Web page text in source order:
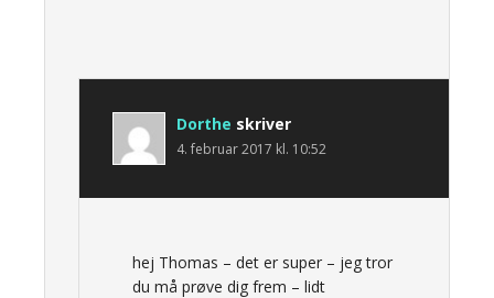
Dorthe skriver
4. februar 2017 kl. 10:52
hej Thomas – det er super – jeg tror
du må prøve dig frem – lidt